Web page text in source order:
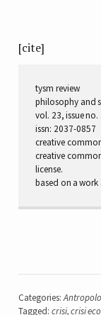
[cite]
tysm review
philosophy and
vol. 23, issue
issn: 2037-0857
creative
creative
license.
based on a
Categories:
Tagged: crisi,crisi